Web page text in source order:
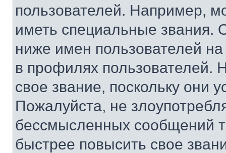
пользователей. Например,
иметь специальные звания.
ниже имен пользователей
в профилях
свое звание, поскольку они
Пожалуйста, не
бессмысленных сообщений
быстрее повысить свое